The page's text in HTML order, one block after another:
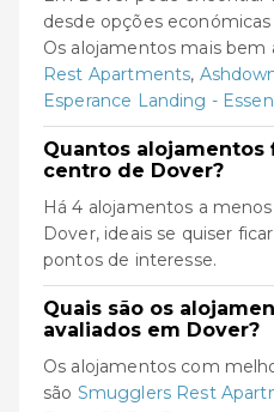
desde opções
Os alojamentos mais bem
Rest Apartments,
Esperance Landing -
Quantos
centro de Dover?
Há 4 alojamentos a
Dover, ideais se quiser
pontos de interesse.
Quais são os
avaliados em Dover?
Os alojamentos com
são Smugglers Rest